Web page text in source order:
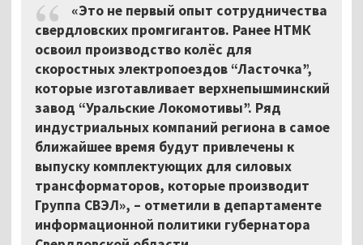
«Это не первый опыт сотрудничества
свердловских промгигантов. Ранее НТМК
освоил производство колёс для
скоростных электропоездов “Ласточка”,
которые изготавливает верхнепышминский
завод “Уральские Локомотивы”. Ряд
индустриальных компаний региона в самое
ближайшее время будут привлечены к
выпуску комплектующих для силовых
трансформаторов, которые производит
Группа СВЭЛ», – отметили в департаменте
информационной политики губернатора